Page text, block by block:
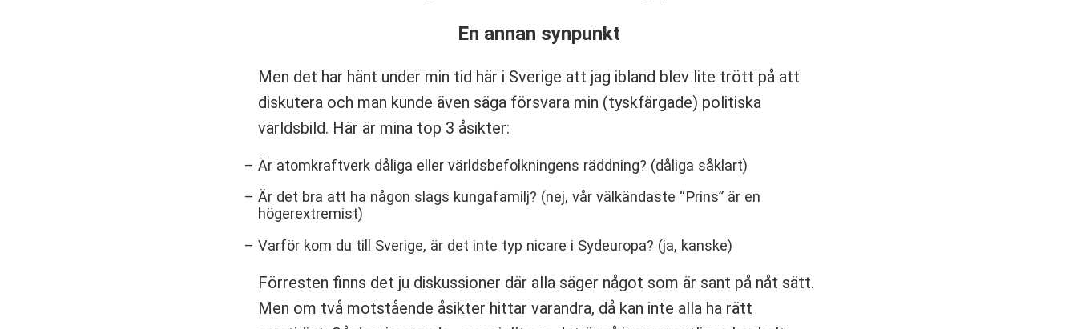
En annan synpunkt
Men det har hänt under min tid här i Sverige att jag ibland blev lite trött på att
diskutera och man kunde även säga försvara min (tyskfärgade) politiska
världsbild. Här är mina top 3 åsikter:
Är atomkraftverk dåliga eller världsbefolkningens räddning? (dåliga såklart)
Är det bra att ha någon slags kungafamilj? (nej, vår välkändaste “Prins” är en
högerextremist)
Varför kom du till Sverige, är det inte typ nicare i Sydeuropa? (ja, kanske)
Förresten finns det ju diskussioner där alla säger något som är sant på nåt sätt.
Men om två motstående åsikter hittar varandra, då kan inte alla ha rätt